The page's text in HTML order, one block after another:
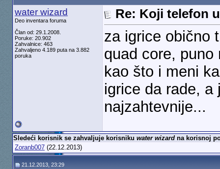
water wizard
Deo inventara foruma
Član od: 29.1.2008.
Poruke: 20.902
Zahvalnice: 463
Zahvaljeno 4.189 puta na 3.882
poruka
Re: Koji telefon
za igrice obično
quad core, puno
kao što i meni
igrice da rade,
najzahtevnije...
Sledeći korisnik se zahvaljuje korisniku water wizardna korisnoj
Zoranb007(22.12.2013)
21.12.2013, 23:29